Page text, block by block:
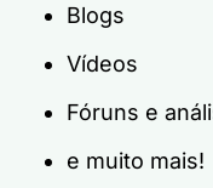
Blogs
Vídeos
Fóruns e
e muito mais!